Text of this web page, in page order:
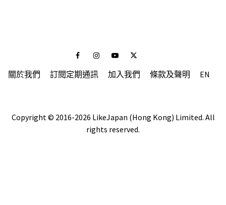
FacebookInstagramYoutubeTwitter
關於我們 訂閱定期通訊 加入我們 條款及聲明 EN
Copyright © 2016-2026 LikeJapan (Hong Kong) Limited. All
rights reserved.